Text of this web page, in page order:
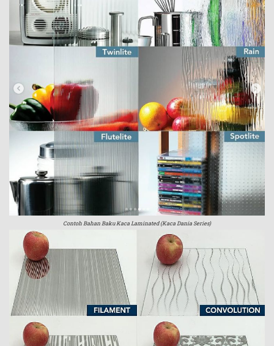
Contoh Bahan Baku Kaca Laminated (Kaca Dania Series)